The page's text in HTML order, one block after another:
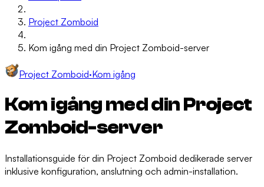
Project Zomboid
Kom igång med din Project Zomboid-server
Project Zomboid·Kom igång
Kom igång med din Project
Zomboid-server
Installationsguide för din Project Zomboid dedikerade server
inklusive konfiguration, anslutning och admin-installation.